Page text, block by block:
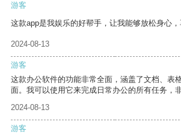
游客
这款app是我娱乐的好帮手，让我能够放松身心，
2024-08-13
游客
这款办公软件的功能非常全面，涵盖了文档、表
面。我可以使用它来完成日常办公的所有任务，非
2024-08-13
游客